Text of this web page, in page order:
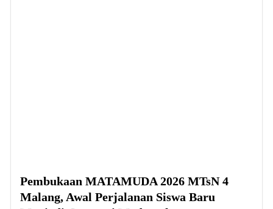
Pembukaan MATAMUDA 2026 MTsN 4
Malang, Awal Perjalanan Siswa Baru